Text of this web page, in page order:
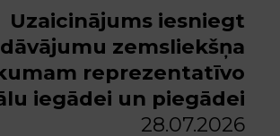
Uzaicinājums iesniegt
zemsliekšņa
reprezentatīvo
iegādei un piegādei
28.07.2026